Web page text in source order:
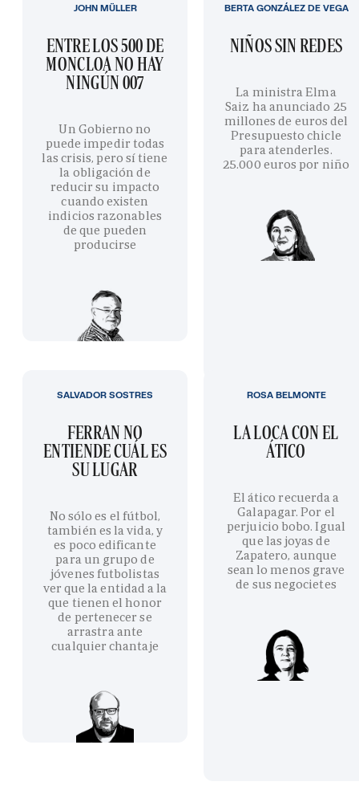
ENTRE LOS 500 DE
MONCLOA NO HAY
NINGÚN 007
Un Gobierno no
puede impedir todas
las crisis, pero sí tiene
la obligación de
reducir su impacto
cuando existen
indicios razonables
de que pueden
producirse
JOHN MÜLLER
NIÑOS SIN REDES
La ministra Elma
Saiz ha anunciado 25
millones de euros del
Presupuesto chicle
para atenderles.
25.000 euros por niño
BERTA GONZÁLEZ DE VEGA
FERRAN NO
ENTIENDE CUÁL ES
SU LUGAR
No sólo es el fútbol,
también es la vida, y
es poco edificante
para un grupo de
jóvenes futbolistas
ver que la entidad a la
que tienen el honor
de pertenecer se
arrastra ante
cualquier chantaje
SALVADOR SOSTRES
LA LOCA CON EL
ÁTICO
El ático recuerda a
Galapagar. Por el
perjuicio bobo. Igual
que las joyas de
Zapatero, aunque
sean lo menos grave
de sus negocietes
ROSA BELMONTE